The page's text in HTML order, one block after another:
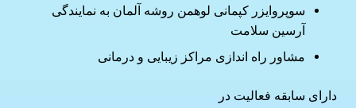
سوپروایزر کپمانی لوهمن روشه آلمان به نمایندگی
آرسین سلامت
مشاور راه اندازی مراکز زیبایی و درمانی
دارای سابقه فعالیت در